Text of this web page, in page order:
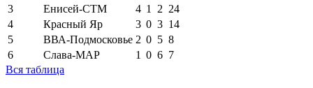
3
Енисей-СТМ 4 1 2 24
4
Красный Яр 3 0 3 14
5
ВВА-Подмосковье 2 0 5 8
6
Слава-МАР 1 0 6 7
Вся таблица